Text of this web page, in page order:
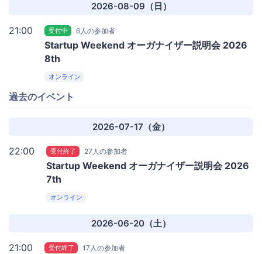
2026-08-09（日）
21:00 受付中 6人の参加者
Startup Weekend オーガナイザー説明会 2026
8th
オンライン
過去のイベント
2026-07-17（金）
22:00 受付終了 27人の参加者
Startup Weekend オーガナイザー説明会 2026
7th
オンライン
2026-06-20（土）
21:00 受付終了 17人の参加者